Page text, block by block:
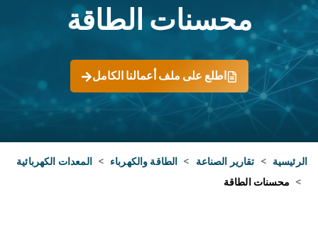
محسنات الطاقة
اطلع على ملف أعمالنا الكامل
الرئيسية > تقارير الصناعة > الطاقة والكهرباء > المعدات الكهربائية
> محسنات الطاقة